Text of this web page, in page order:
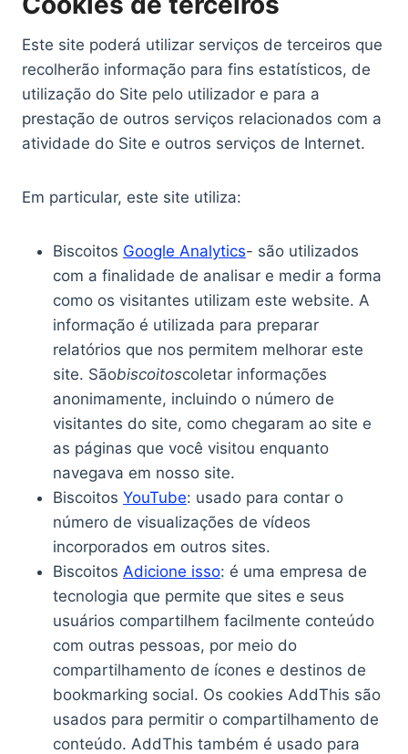
Este site poderá utilizar serviços de terceiros que
recolherão informação para fins estatísticos, de
utilização do Site pelo utilizador e para a
prestação de outros serviços relacionados com a
atividade do Site e outros serviços de Internet.
Em particular, este site utiliza:
Biscoitos Google Analytics- são utilizados
com a finalidade de analisar e medir a forma
como os visitantes utilizam este website. A
informação é utilizada para preparar
relatórios que nos permitem melhorar este
site. Sãobiscoitoscoletar informações
anonimamente, incluindo o número de
visitantes do site, como chegaram ao site e
as páginas que você visitou enquanto
navegava em nosso site.
Biscoitos YouTube: usado para contar o
número de visualizações de vídeos
incorporados em outros sites.
Biscoitos Adicione isso: é uma empresa de
tecnologia que permite que sites e seus
usuários compartilhem facilmente conteúdo
com outras pessoas, por meio do
compartilhamento de ícones e destinos de
bookmarking social. Os cookies AddThis são
usados para permitir o compartilhamento de
conteúdo. AddThis também é usado para